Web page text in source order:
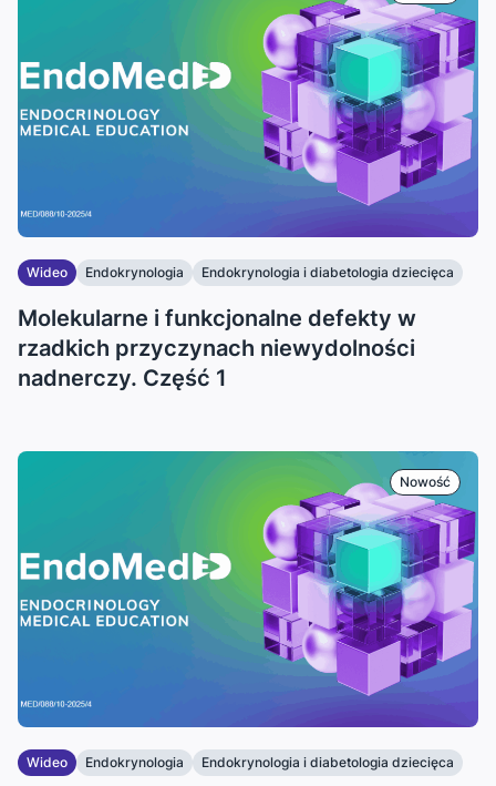
Wideo Endokrynologia
Endokrynologia i diabetologia dziecięca
Molekularne i funkcjonalne defekty w
rzadkich przyczynach niewydolności
nadnerczy. Część 1
Nowość
Wideo Endokrynologia
Endokrynologia i diabetologia dziecięca